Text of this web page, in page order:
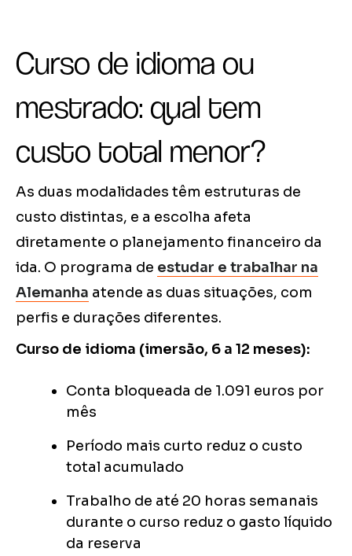
Curso de idioma ou
mestrado: qual tem
custo total menor?
As duas modalidades têm estruturas de
custo distintas, e a escolha afeta
diretamente o planejamento financeiro da
ida. O programa de estudar e trabalhar na
Alemanha atende as duas situações, com
perfis e durações diferentes.
Curso de idioma (imersão, 6 a 12 meses):
Conta bloqueada de 1.091 euros por
mês
Período mais curto reduz o custo
total acumulado
Trabalho de até 20 horas semanais
durante o curso reduz o gasto líquido
da reserva